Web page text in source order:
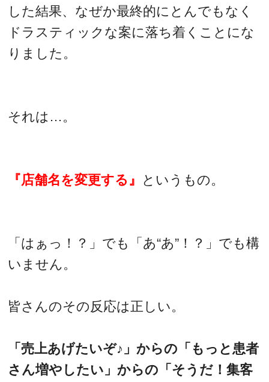
した結果、なぜか最終的にとんでもなく
ドラスティックな案に落ち着くことにな
りました。
それは…。
『店舗名を変更する』 というもの。
「はぁっ！？」でも「あ“あ”！？」でも構
いません。
皆さんのその反応は正しい。
「売上あげたいぞ♪」からの「もっと患者
さん増やしたい」からの「そうだ！集客